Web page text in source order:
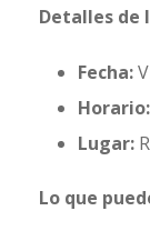
Detalles de
Fecha:
Horario:
Lugar:
Lo que